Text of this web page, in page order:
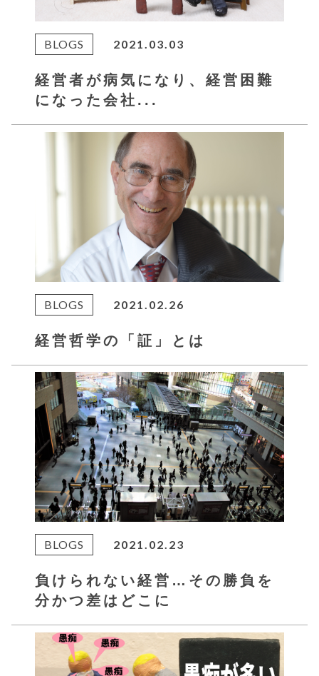
BLOGS 2021.03.03
経営者が病気になり、経営困難
になった会社...
BLOGS 2021.02.26
経営哲学の「証」とは
BLOGS 2021.02.23
負けられない経営…その勝負を
分かつ差はどこに